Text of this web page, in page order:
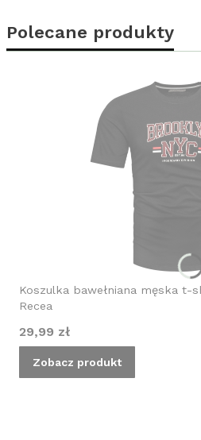
Polecane produkty
Koszulka bawełniana męska
Recea
Cena
29,99 zł
Zobacz produkt